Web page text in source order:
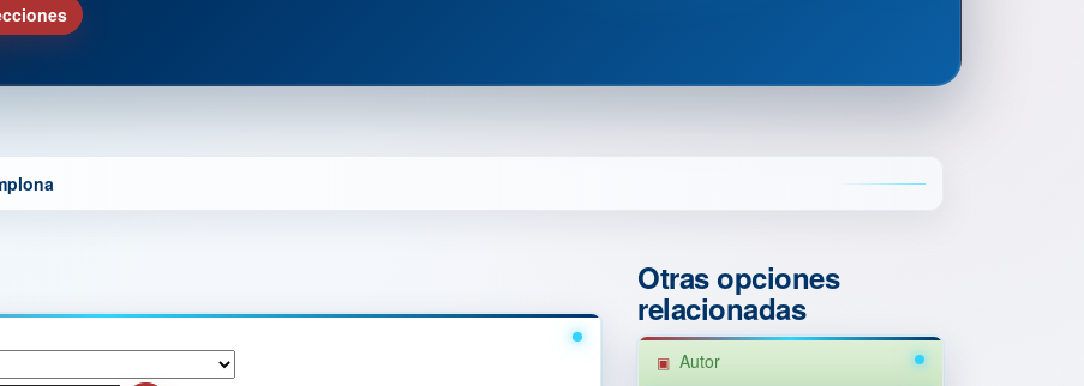
Otras opciones
relacionadas
Autor